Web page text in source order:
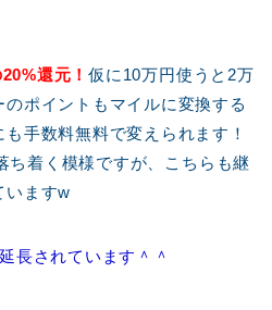
還元！仮に10万円使うと2万
ポイントもマイルに変換する
手数料無料で変えられます！
ち着く模様ですが、こちらも継
いますw
長されています＾＾